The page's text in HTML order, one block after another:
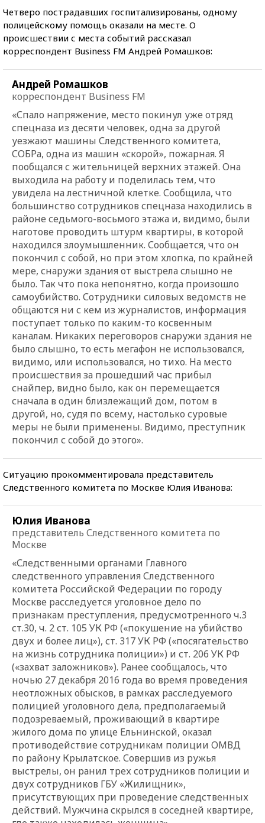
Четверо пострадавших госпитализированы, одному
полицейскому помощь оказали на месте. О
происшествии с места событий рассказал
корреспондент Business FM Андрей Ромашков:
Андрей Ромашков
корреспондент Business FM
«Спало напряжение, место покинул уже отряд
спецназа из десяти человек, одна за другой
уезжают машины Следственного комитета,
СОБРа, одна из машин «скорой», пожарная. Я
пообщался с жительницей верхних этажей. Она
выходила на работу и поделилась тем, что
увидела на лестничной клетке. Сообщила, что
большинство сотрудников спецназа находились в
районе седьмого-восьмого этажа и, видимо, были
наготове проводить штурм квартиры, в которой
находился злоумышленник. Сообщается, что он
покончил с собой, но при этом хлопка, по крайней
мере, снаружи здания от выстрела слышно не
было. Так что пока непонятно, когда произошло
самоубийство. Сотрудники силовых ведомств не
общаются ни с кем из журналистов, информация
поступает только по каким-то косвенным
каналам. Никаких переговоров снаружи здания не
было слышно, то есть мегафон не использовался,
видимо, или использовался, но тихо. На место
происшествия за прошедший час прибыл
снайпер, видно было, как он перемещается
сначала в один близлежащий дом, потом в
другой, но, судя по всему, настолько суровые
меры не были применены. Видимо, преступник
покончил с собой до этого».
Ситуацию прокомментировала представитель
Следственного комитета по Москве Юлия Иванова:
Юлия Иванова
представитель Следственного комитета по
Москве
«Следственными органами Главного
следственного управления Следственного
комитета Российской Федерации по городу
Москве расследуется уголовное дело по
признакам преступления, предусмотренного ч.3
ст.30, ч. 2 ст. 105 УК РФ («покушение на убийство
двух и более лиц»), ст. 317 УК РФ («посягательство
на жизнь сотрудника полиции») и ст. 206 УК РФ
(«захват заложников»). Ранее сообщалось, что
ночью 27 декабря 2016 года во время проведения
неотложных обысков, в рамках расследуемого
полицией уголовного дела, предполагаемый
подозреваемый, проживающий в квартире
жилого дома по улице Ельнинской, оказал
противодействие сотрудникам полиции ОМВД
по району Крылатское. Совершив из ружья
выстрелы, он ранил трех сотрудников полиции и
двух сотрудников ГБУ «Жилищник»,
присутствующих при проведение следственных
действий. Мужчина скрылся в соседней квартире,